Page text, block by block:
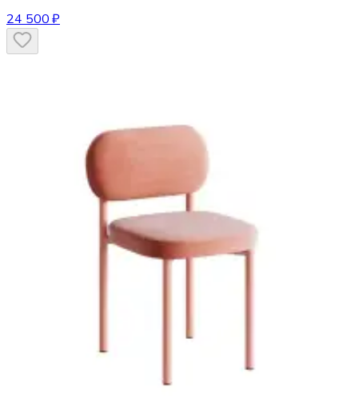
24 500 ₽